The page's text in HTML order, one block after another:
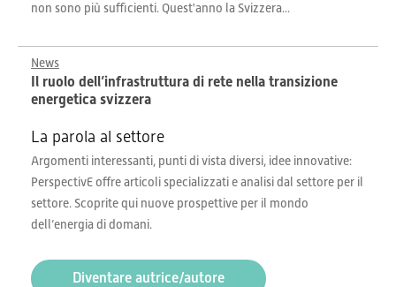
non sono più sufficienti. Quest'anno la Svizzera...
News
Il ruolo dell’infrastruttura di rete nella transizione
energetica svizzera
La parola al settore
Argomenti interessanti, punti di vista diversi, idee innovative:
PerspectivE offre articoli specializzati e analisi dal settore per il
settore. Scoprite qui nuove prospettive per il mondo
dell’energia di domani.
Diventare autrice/autore